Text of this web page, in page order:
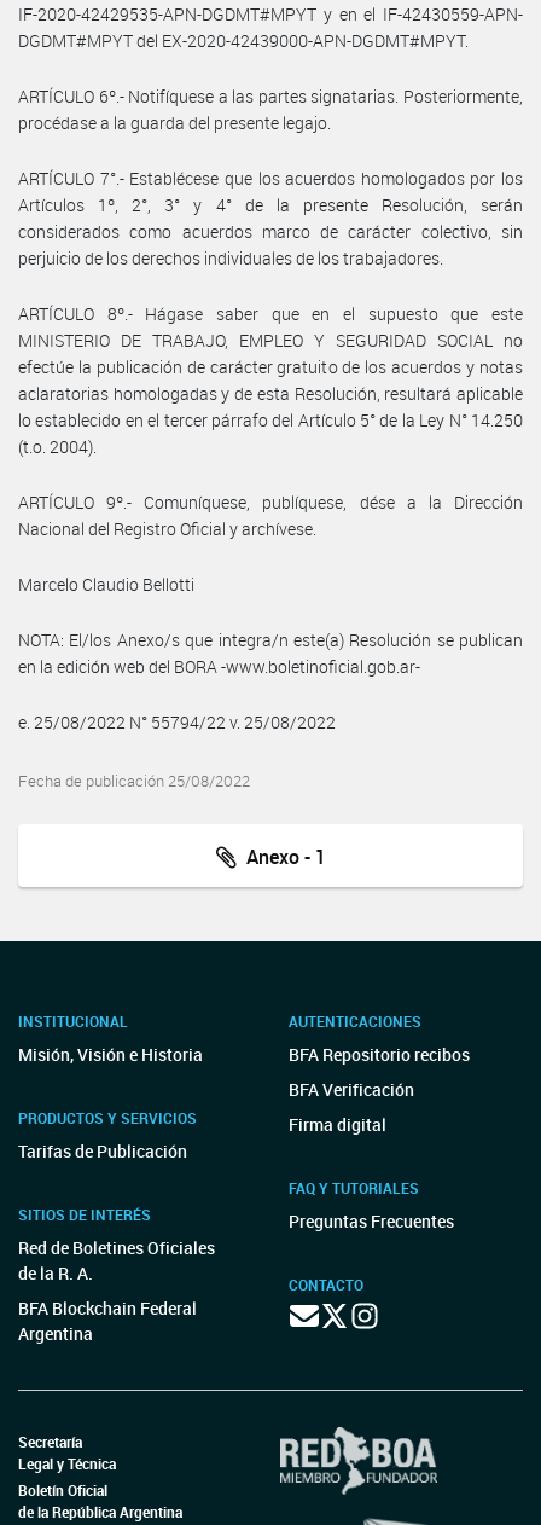
IF-2020-42429535-APN-DGDMT#MPYT y en el IF-42430559-APN-
DGDMT#MPYT del EX-2020-42439000-APN-DGDMT#MPYT.
ARTÍCULO 6º.- Notifíquese a las partes signatarias. Posteriormente,
procédase a la guarda del presente legajo.
ARTÍCULO 7°.- Establécese que los acuerdos homologados por los
Artículos 1º, 2°, 3° y 4° de la presente Resolución, serán
considerados como acuerdos marco de carácter colectivo, sin
perjuicio de los derechos individuales de los trabajadores.
ARTÍCULO 8º.- Hágase saber que en el supuesto que este
MINISTERIO DE TRABAJO, EMPLEO Y SEGURIDAD SOCIAL no
efectúe la publicación de carácter gratuito de los acuerdos y notas
aclaratorias homologadas y de esta Resolución, resultará aplicable
lo establecido en el tercer párrafo del Artículo 5° de la Ley N° 14.250
(t.o. 2004).
ARTÍCULO 9º.- Comuníquese, publíquese, dése a la Dirección
Nacional del Registro Oficial y archívese.
Marcelo Claudio Bellotti
NOTA: El/los Anexo/s que integra/n este(a) Resolución se publican
en la edición web del BORA -www.boletinoficial.gob.ar-
e. 25/08/2022 N° 55794/22 v. 25/08/2022
Fecha de publicación 25/08/2022
Anexo - 1
INSTITUCIONAL
Misión, Visión e Historia
PRODUCTOS Y SERVICIOS
Tarifas de Publicación
SITIOS DE INTERÉS
Red de Boletines Oficiales
de la R. A.
BFA Blockchain Federal
Argentina
AUTENTICACIONES
BFA Repositorio recibos
BFA Verificación
Firma digital
FAQ Y TUTORIALES
Preguntas Frecuentes
CONTACTO
Secretaría
Legal y Técnica
Boletín Oficial
de la República Argentina